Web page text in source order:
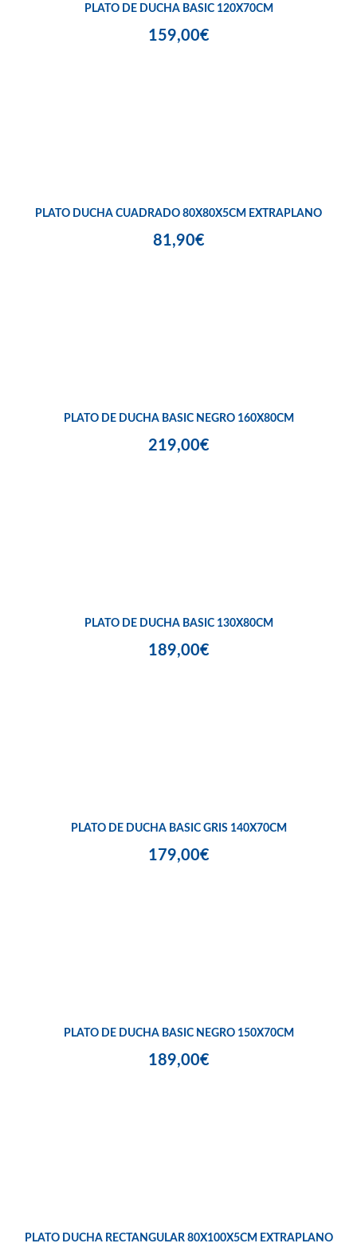
PLATO DE DUCHA BASIC 120X70CM
159,00€
PLATO DUCHA CUADRADO 80X80X5CM EXTRAPLANO
81,90€
PLATO DE DUCHA BASIC NEGRO 160X80CM
219,00€
PLATO DE DUCHA BASIC 130X80CM
189,00€
PLATO DE DUCHA BASIC GRIS 140X70CM
179,00€
PLATO DE DUCHA BASIC NEGRO 150X70CM
189,00€
PLATO DUCHA RECTANGULAR 80X100X5CM EXTRAPLANO